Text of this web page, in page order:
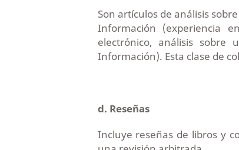
Son artículos de análisis
Información (experiencia
electrónico, análisis
Información). Esta clase de
d. Reseñas
Incluye reseñas de libros y